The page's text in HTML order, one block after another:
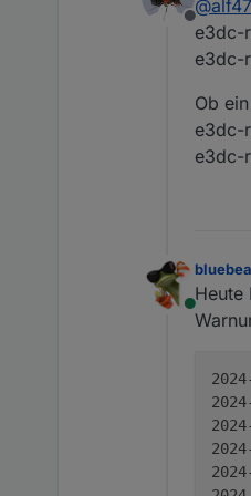
Offline
@
e3dc-
e3dc-
Ob
e3dc-
e3dc-
Online
Heute